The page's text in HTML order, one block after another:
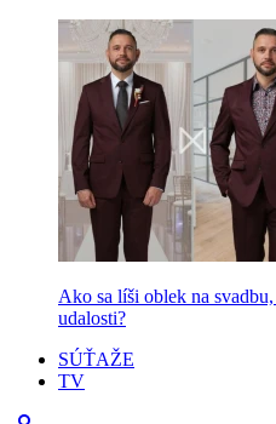
Ako sa líši oblek na
udalosti?
SÚŤAŽE
TV